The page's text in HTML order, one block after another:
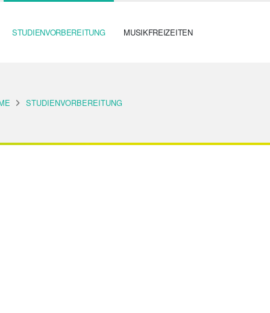
STUDIENVORBEREITUNG MUSIKFREIZEITEN
STUDIENVORBEREITUNG